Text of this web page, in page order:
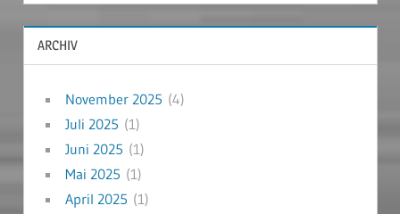
ARCHIV
November 2025 (4)
Juli 2025 (1)
Juni 2025 (1)
Mai 2025 (1)
April 2025 (1)